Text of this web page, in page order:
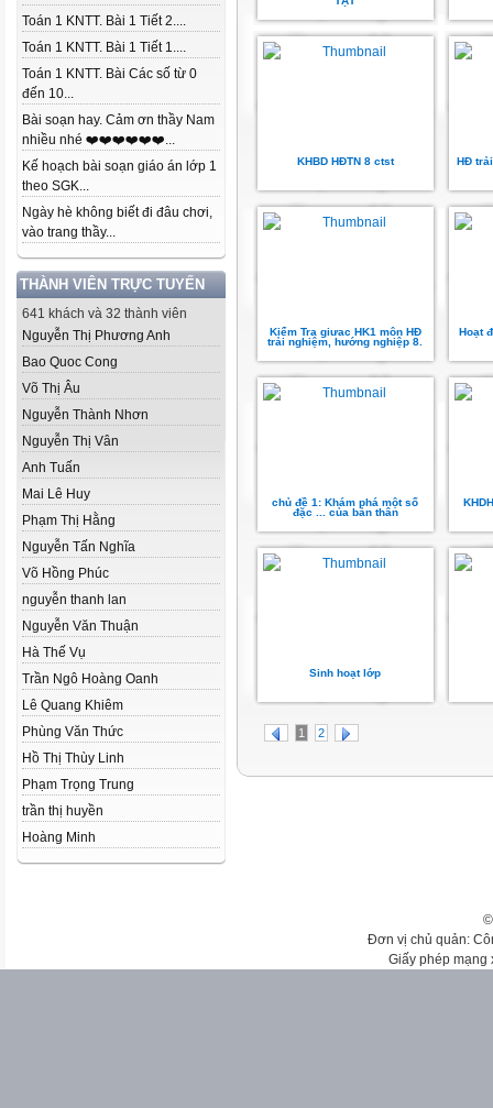
Toán 1 KNTT. Bài 1 Tiết 2....
Toán 1 KNTT. Bài 1 Tiết 1....
Toán 1 KNTT. Bài Các số từ 0
đến 10...
Bài soạn hay. Cảm ơn thầy Nam
nhiều nhé ❤️❤️❤️❤️❤️❤️...
Kế hoạch bài soạn giáo án lớp 1
theo SGK...
Ngày hè không biết đi đâu chơi,
vào trang thầy...
THÀNH VIÊN TRỰC TUYẾN
641 khách và 32 thành viên
Nguyễn Thị Phương Anh
Bao Quoc Cong
Võ Thị Âu
Nguyễn Thành Nhơn
Nguyễn Thị Vân
Anh Tuấn
Mai Lê Huy
Phạm Thị Hằng
Nguyễn Tấn Nghĩa
Võ Hồng Phúc
nguyễn thanh lan
Nguyễn Văn Thuận
Hà Thế Vụ
Trần Ngô Hoàng Oanh
Lê Quang Khiêm
Phùng Văn Thức
Hồ Thị Thùy Linh
Phạm Trọng Trung
trần thị huyền
Hoàng Minh
KHBD HĐTN 8 ctst HĐ
Kiểm Tra giưac HK1 môn HĐ
trải nghiệm, hướng nghiệp 8.
Hoạt
chủ đề 1: Khám phá một số
đặc ... của bản thân
Sinh hoạt lớp
1 2
Đơn vị chủ quản:
Giấy phép mạng